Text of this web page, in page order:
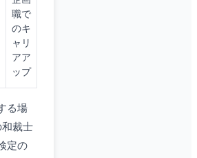
職で
のキ
ャリ
アア
ップ
る場
裁士
定の